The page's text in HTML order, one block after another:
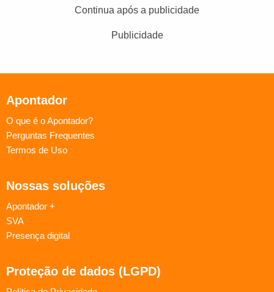
Continua após a publicidade
Publicidade
Apontador
O que é o Apontador?
Perguntas Frequentes
Termos de Uso
Nossas soluções
Apontador +
SVA
Presença digital
Proteção de dados (LGPD)